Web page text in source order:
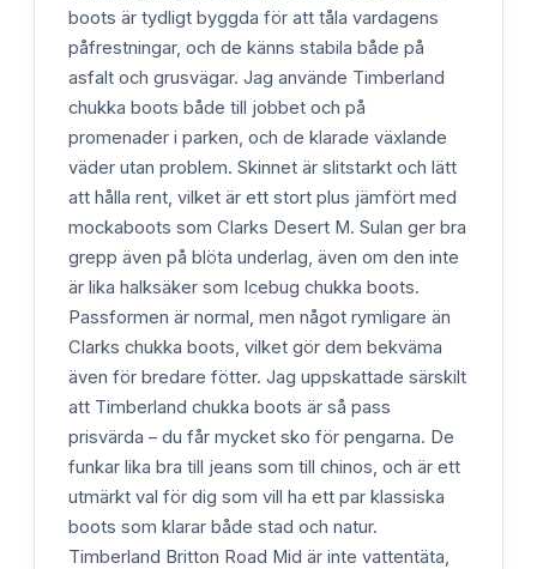
boots är tydligt byggda för att tåla vardagens
påfrestningar, och de känns stabila både på
asfalt och grusvägar. Jag använde Timberland
chukka boots både till jobbet och på
promenader i parken, och de klarade växlande
väder utan problem. Skinnet är slitstarkt och lätt
att hålla rent, vilket är ett stort plus jämfört med
mockaboots som Clarks Desert M. Sulan ger bra
grepp även på blöta underlag, även om den inte
är lika halksäker som Icebug chukka boots.
Passformen är normal, men något rymligare än
Clarks chukka boots, vilket gör dem bekväma
även för bredare fötter. Jag uppskattade särskilt
att Timberland chukka boots är så pass
prisvärda – du får mycket sko för pengarna. De
funkar lika bra till jeans som till chinos, och är ett
utmärkt val för dig som vill ha ett par klassiska
boots som klarar både stad och natur.
Timberland Britton Road Mid är inte vattentäta,